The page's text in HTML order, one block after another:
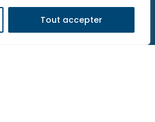
Tout accepter
• Allée d'Athènes - 67300